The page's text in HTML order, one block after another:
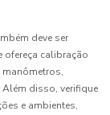
deve ser
ofereça calibração
disso, verifique
e ambientes,